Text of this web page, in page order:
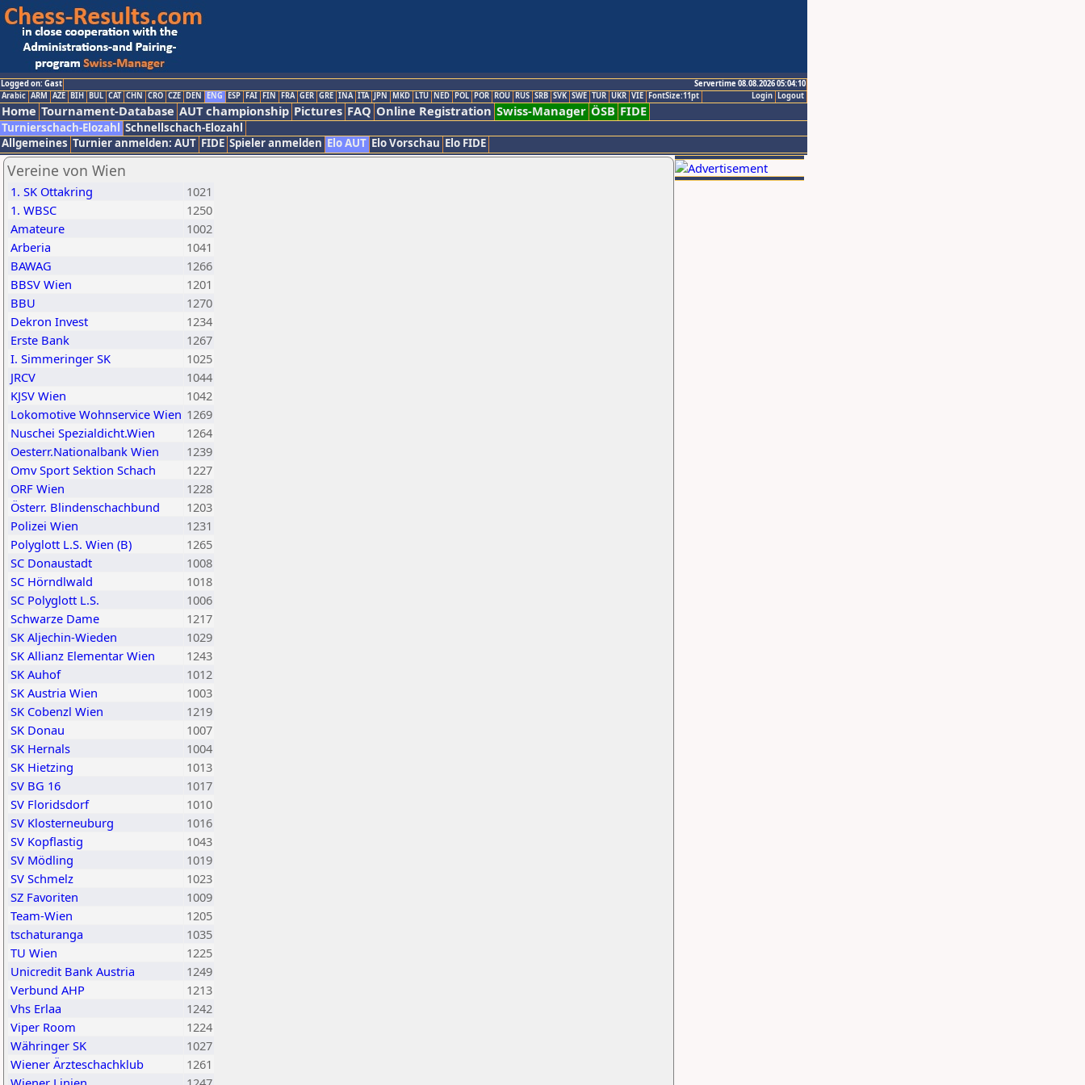
Logged on: Gast
Servertime 08.08.2026 05:04:10
Logout
Login
Arabic ARM AZE BIH BUL CAT CHN CRO CZE DEN ENG ESP FAI FIN FRA GER GRE INA ITA JPN MKD LTU NED POL POR ROU RUS SRB SVK SWE TUR UKR VIE FontSize:11pt
Home Tournament-Database AUT championship Pictures FAQ Online Registration Swiss-Manager ÖSB FIDE
Turnierschach-Elozahl Schnellschach-Elozahl
Allgemeines Turnier anmelden: AUT FIDE Spieler anmelden Elo AUT Elo Vorschau Elo FIDE
Vereine von Wien
1. SK Ottakring
1021
1. WBSC
1250
Amateure
1002
Arberia
1041
BAWAG
1266
BBSV Wien
1201
BBU
1270
Dekron Invest
1234
Erste Bank
1267
I. Simmeringer SK
1025
JRCV
1044
KJSV Wien
1042
Lokomotive Wohnservice Wien 1269
Nuschei Spezialdicht.Wien
1264
Oesterr.Nationalbank Wien
1239
Omv Sport Sektion Schach
1227
ORF Wien
1228
Österr. Blindenschachbund
1203
Polizei Wien
1231
Polyglott L.S. Wien (B)
1265
SC Donaustadt
1008
SC Hörndlwald
1018
SC Polyglott L.S.
1006
Schwarze Dame
1217
SK Aljechin-Wieden
1029
SK Allianz Elementar Wien
1243
SK Auhof
1012
SK Austria Wien
1003
SK Cobenzl Wien
1219
SK Donau
1007
SK Hernals
1004
SK Hietzing
1013
SV BG 16
1017
SV Floridsdorf
1010
SV Klosterneuburg
1016
SV Kopflastig
1043
SV Mödling
1019
SV Schmelz
1023
SZ Favoriten
1009
Team-Wien
1205
tschaturanga
1035
TU Wien
1225
Unicredit Bank Austria
1249
Verbund AHP
1213
Vhs Erlaa
1242
Viper Room
1224
Währinger SK
1027
Wiener Ärzteschachklub
1261